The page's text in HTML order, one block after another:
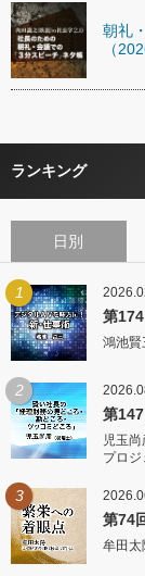
朝礼
（
ランキング
日別
1
第
鴻池
2
第
児玉
プロ
3
第74
牟田太